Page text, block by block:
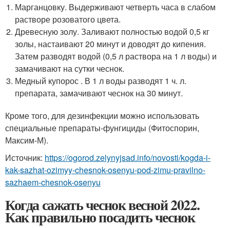
Марганцовку. Выдерживают четверть часа в слабом
растворе розоватого цвета.
Древесную золу. Заливают полностью водой 0,5 кг
золы, настаивают 20 минут и доводят до кипения.
Затем разводят водой (0,5 л раствора на 1 л воды) и
замачивают на сутки чеснок.
Медный купорос . В 1 л воды разводят 1 ч. л.
препарата, замачивают чеснок на 30 минут.
Кроме того, для дезинфекции можно использовать
специальные препараты-фунгициды (Фитоспорин,
Максим-М).
Источник: https://ogorod.zelynyjsad.info/novosti/kogda-i-
kak-sazhat-ozimyy-chesnok-osenyu-pod-zimu-pravilno-
sazhaem-chesnok-osenyu
Когда сажать чеснок весной 2022.
Как правильно посадить чеснок